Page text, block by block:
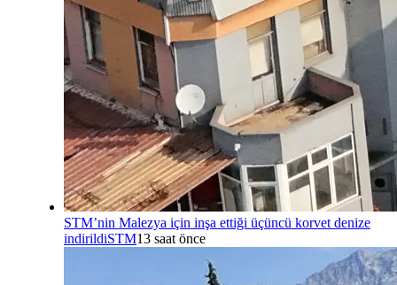
STM’nin Malezya için inşa ettiği üçüncü korvet denize
indirildiSTM13 saat önce